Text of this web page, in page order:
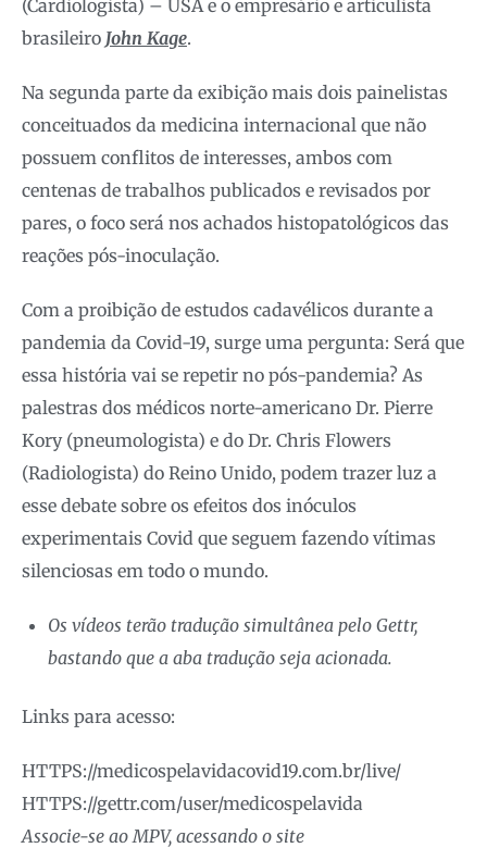
(Cardiologista) – USA e o empresário e articulista
brasileiro John Kage.
Na segunda parte da exibição mais dois painelistas
conceituados da medicina internacional que não
possuem conflitos de interesses, ambos com
centenas de trabalhos publicados e revisados por
pares, o foco será nos achados histopatológicos das
reações pós-inoculação.
Com a proibição de estudos cadavélicos durante a
pandemia da Covid-19, surge uma pergunta: Será que
essa história vai se repetir no pós-pandemia? As
palestras dos médicos norte-americano Dr. Pierre
Kory (pneumologista) e do Dr. Chris Flowers
(Radiologista) do Reino Unido, podem trazer luz a
esse debate sobre os efeitos dos inóculos
experimentais Covid que seguem fazendo vítimas
silenciosas em todo o mundo.
Os vídeos terão tradução simultânea pelo Gettr,
bastando que a aba tradução seja acionada.
Links para acesso:
HTTPS://medicospelavidacovid19.com.br/live/
HTTPS://gettr.com/user/medicospelavida
Associe-se ao MPV, acessando o site